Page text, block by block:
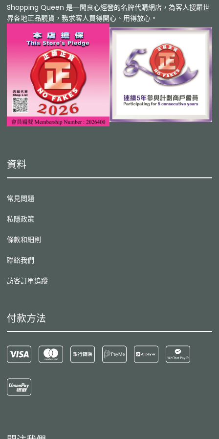
Shopping Queen 是一間良心經營的名牌代購網店，為客人搜羅世
界各地正品靚貨，務求客人買得開心、用得放心。
資料
常見問題
私隱政策
條款和細則
聯絡我們
訪客訂單追蹤
付款方法